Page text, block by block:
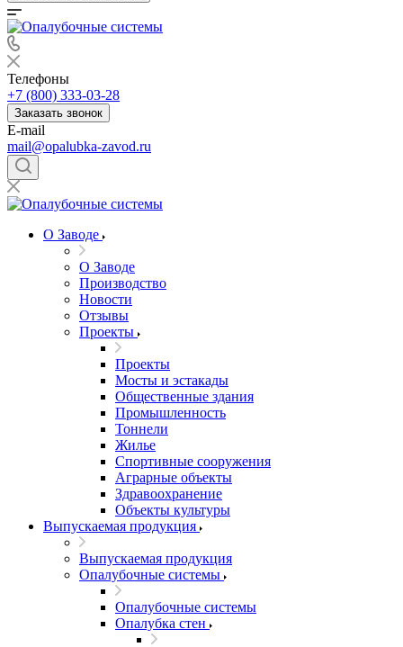
Телефоны
+7 (800) 333-03-28
Заказать звонок
E-mail
mail@opalubka-zavod.ru
О Заводе
О Заводе
Производство
Новости
Отзывы
Проекты
Проекты
Мосты и эстакады
Общественные здания
Промышленность
Тоннели
Жилье
Спортивные сооружения
Аграрные объекты
Здравоохранение
Объекты культуры
Выпускаемая продукция
Выпускаемая продукция
Опалубочные системы
Опалубочные системы
Опалубка стен